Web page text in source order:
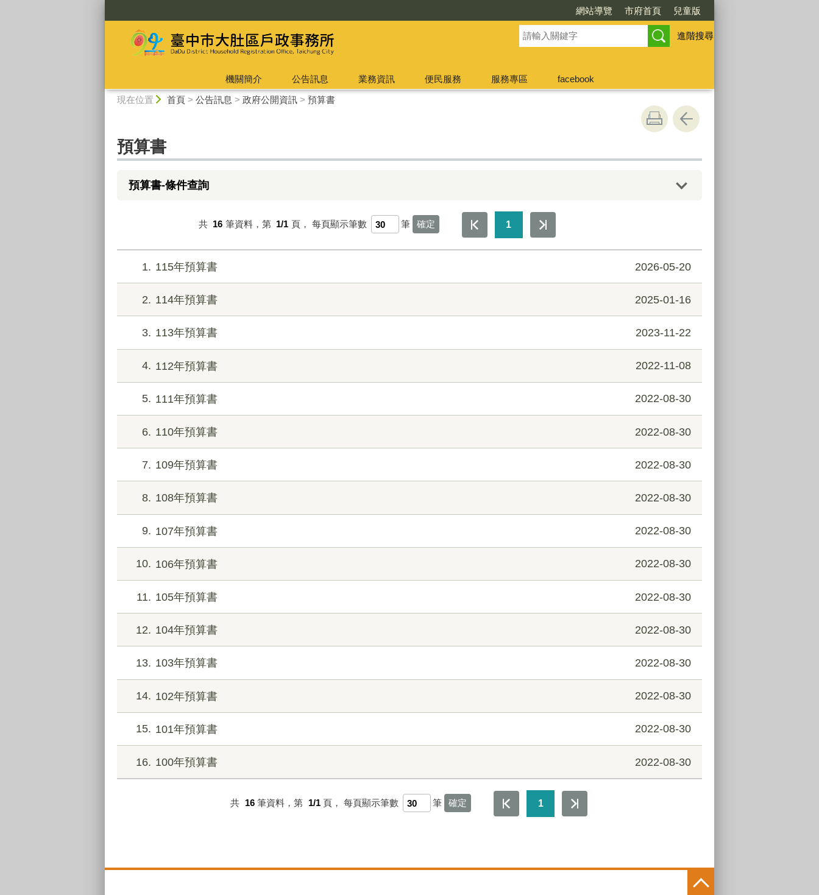
網站導覽 市府首頁 兒童版
進階搜尋
機關簡介 公告訊息 業務資訊 便民服務 服務專區
facebook
現在位置 首頁> 公告訊息 > 政府公開資訊> 預算書
預算書
預算書-條件查詢
共 16 筆資料，第 1/1 頁， 每頁顯示筆數 筆 1
1 115年預算書 2026-05-20
2 114年預算書 2025-01-16
3 113年預算書 2023-11-22
4 112年預算書 2022-11-08
5 111年預算書 2022-08-30
6 110年預算書 2022-08-30
7 109年預算書 2022-08-30
8 108年預算書 2022-08-30
9 107年預算書 2022-08-30
10 106年預算書 2022-08-30
11 105年預算書 2022-08-30
12 104年預算書 2022-08-30
13 103年預算書 2022-08-30
14 102年預算書 2022-08-30
15 101年預算書 2022-08-30
16 100年預算書 2022-08-30
共 16 筆資料，第 1/1 頁， 每頁顯示筆數 筆 1